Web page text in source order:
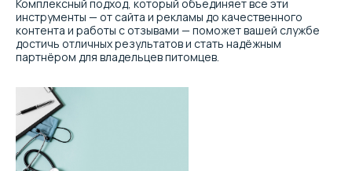
Комплексный подход, который объединяет все эти
инструменты — от сайта и рекламы до качественного
контента и работы с отзывами — поможет вашей службе
достичь отличных результатов и стать надёжным
партнёром для владельцев питомцев.
маркетинге в ЗОО